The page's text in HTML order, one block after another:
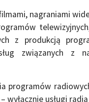
nagraniami
z produkcją
związanych z
wyłącznie usługi